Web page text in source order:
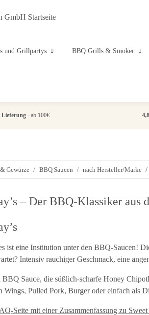
und Grillpartys BBQ Grills & Smoker
Lieferung - ab 100€ 4,8
Gewürze BBQ Saucen nach Hersteller/Marke
– Der BBQ-Klassiker aus
ist eine Institution unter den BBQ-Saucen!
Intensiv rauchiger Geschmack, eine
Sauce, die süßlich-scharfe Honey
Wings, Pulled Pork, Burger oder einfach als
Seite mit einer Zusammenfassung zu